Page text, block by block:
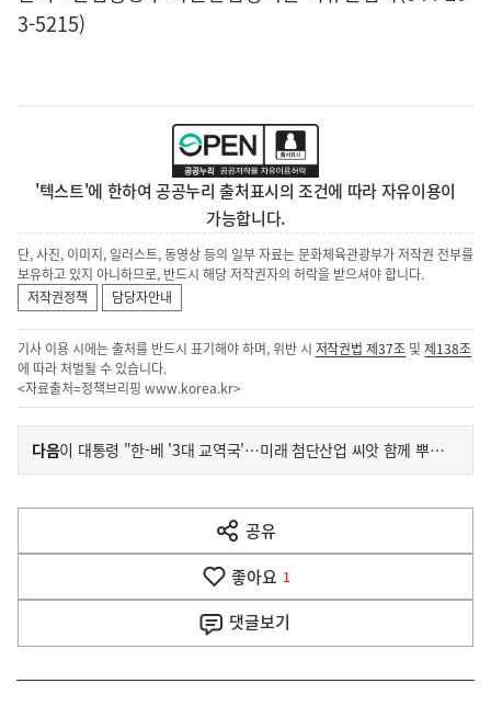
3-5215)
'텍스트'에 한하여 공공누리 출처표시의 조건에 따라 자유이용이
가능합니다.
단, 사진, 이미지, 일러스트, 동영상 등의 일부 자료는 문화체육관광부가 저작권 전부를
보유하고 있지 아니하므로, 반드시 해당 저작권자의 허락을 받으셔야 합니다.
저작권정책
담당자안내
기사 이용 시에는 출처를 반드시 표기해야 하며, 위반 시 저작권법 제37조 및제138조
에 따라 처벌될 수 있습니다.
<자료출처=정책브리핑 www.korea.kr>
이
전
다
음
다음기
사
이 대통령 "한-베 '3대 교역국'…미래 첨단산업 씨앗 함께 뿌려야"
공유
열
기
좋아요 1
댓글보기